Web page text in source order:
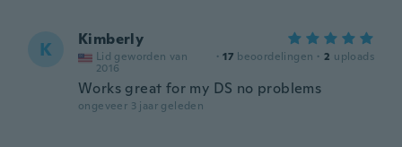
K Kimberly
Lid geworden van
2016
· 17 beoordelingen · 2 uploads
Works great for my DS no problems
ongeveer 3 jaar geleden